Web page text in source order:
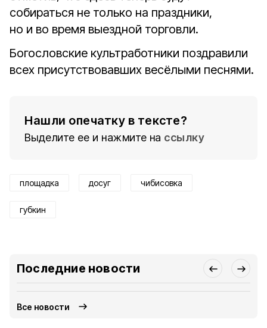
собираться не только на праздники,
но и во время выездной торговли.
Богословские культработники поздравили
всех присутствовавших весёлыми песнями.
Нашли опечатку в тексте?
Выделите ее и нажмите на ссылку
площадка досуг чибисовка
губкин
Последние новости
Все новости